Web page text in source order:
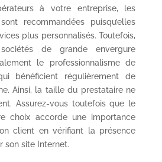
à votre entreprise, les
recommandées puisqu’elles
plus personnalisés. Toutefois,
de grande envergure
le professionnalisme de
bénéficient régulièrement de
Ainsi, la taille du prestataire ne
Assurez-vous toutefois que le
choix accorde une importance
client en vérifiant la présence
son site Internet.